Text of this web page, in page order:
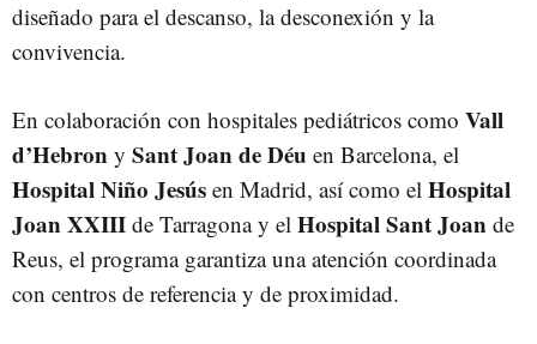
diseñado para el descanso, la desconexión y la
convivencia.
En colaboración con hospitales pediátricos como Vall
d’Hebron y Sant Joan de Déu en Barcelona, el
Hospital Niño Jesús en Madrid, así como el Hospital
Joan XXIII de Tarragona y el Hospital Sant Joan de
Reus, el programa garantiza una atención coordinada
con centros de referencia y de proximidad.